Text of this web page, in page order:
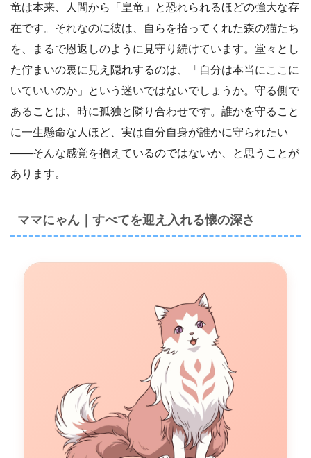
竜は本来、人間から「皇竜」と恐れられるほどの強大な存
在です。それなのに彼は、自らを拾ってくれた森の猫たち
を、まるで恩返しのように見守り続けています。堂々とし
た佇まいの裏に見え隠れするのは、「自分は本当にここに
いていいのか」という迷いではないでしょうか。守る側で
あることは、時に孤独と隣り合わせです。誰かを守ること
に一生懸命な人ほど、実は自分自身が誰かに守られたい
――そんな感覚を抱えているのではないか、と思うことが
あります。
ママにゃん｜すべてを迎え入れる懐の深さ